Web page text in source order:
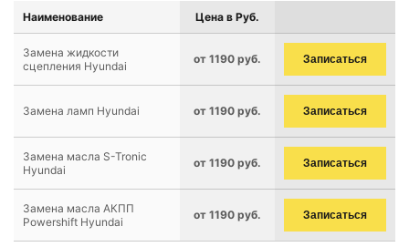
Наименование Цена в Руб.
Замена жидкости
сцепления Hyundai
от 1190 руб. Записаться
Замена ламп Hyundai от 1190 руб. Записаться
Замена масла S-Tronic
Hyundai
от 1190 руб. Записаться
Замена масла АКПП
Powershift Hyundai
от 1190 руб. Записаться